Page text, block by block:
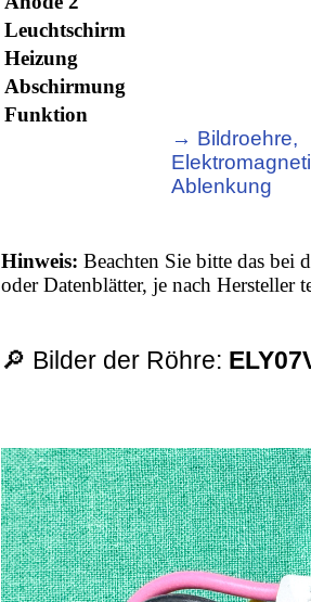
Leuchtschirm
Heizung
Abschirmung
Funktion
→ Bildroehre,
Ablenkung
Hinweis: Beachten Sie bitte das bei
oder Datenblätter, je nach Hersteller
🔎 Bilder der Röhre: